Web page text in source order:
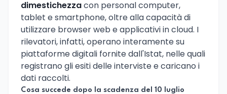
dimestichezzacon personal computer,
tablet e smartphone, oltre alla capacità di
utilizzare browser web e applicativi in cloud. I
rilevatori, infatti, operano interamente su
piattaforme digitali fornite dall'Istat, nelle quali
registrano gli esiti delle interviste e caricano i
dati raccolti.
Cosa succede dopo la scadenza del 10 luglio